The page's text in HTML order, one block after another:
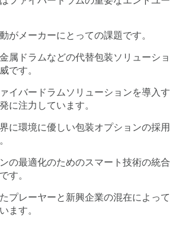
がメーカーにとっての課題です。
属ドラムなどの代替包装ソリューショ
です。
イバードラムソリューションを導入す
に注力しています。
に環境に優しい包装オプションの採用
の最適化のためのスマート技術の統合
す。
プレーヤーと新興企業の混在によって
ます。